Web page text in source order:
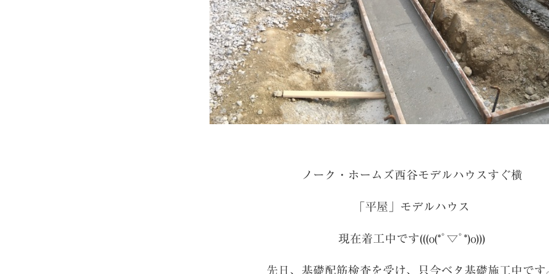
ノーク・ホームズ西谷モデルハウスすぐ横
「平屋」モデルハウス
現在着工中です(((o(*ﾟ▽ﾟ*)o)))
先日、基礎配筋検査を受け、只今ベタ基礎施工中です